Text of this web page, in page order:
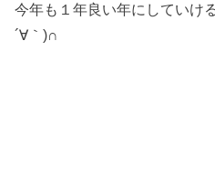
今年も１年良い年にしていけ
´∀｀)∩